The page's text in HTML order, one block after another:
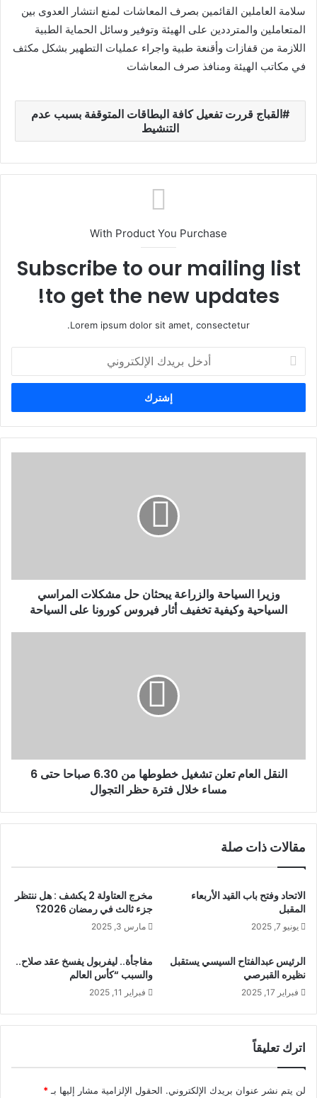
سلامة العاملين القائمين بصرف المعاشات لمنع انتشار العدوى بين
المتعاملين والمترددين على الهيئة وتوفير وسائل الحماية الطبية
اللازمة من قفازات وأقنعة طبية واجراء عمليات التطهير بشكل مكثف
في مكاتب الهيئة ومنافذ صرف المعاشات
القباج قررت تفعيل كافة البطاقات المتوقفة بسبب عدم
التنشيط
With Product You Purchase
Subscribe to our mailing list
to get the new updates!
Lorem ipsum dolor sit amet, consectetur.
خ
ب
ر
وزيرا السياحة والزراعة يبحثان حل مشكلات المراسي
السياحية وكيفية تخفيف أثار فيروس كورونا على السياحة
النقل العام تعلن تشغيل خطوطها من 6.30 صباحا حتى 6
مساء خلال فترة حظر التجوال
مقالات ذات صلة
الاتحاد وفتح باب القيد الأربعاء
المقبل
يونيو 7, 2025
مخرج العتاولة 2 يكشف : هل ننتظر
جزء ثالث في رمضان 2026؟
مارس 3, 2025
الرئيس عبدالفتاح السيسي يستقبل
نظيره القبرصي
فبراير 17, 2025
مفاجأة.. ليفربول يفسخ عقد صلاح..
والسبب “كأس العالم
فبراير 11, 2025
اترك تعليقاً
لن يتم نشر عنوان بريدك الإلكتروني. الحقول الإلزامية مشار إليها بـ *